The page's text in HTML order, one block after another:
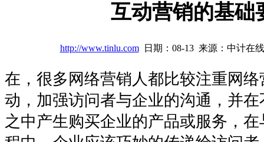
互动营销的基础
http://www.tinlu.com日期：08-13 来源：中计在
在，很多网络营销人都比较注重网络
动，加强访问者与企业的沟通，并
之中产生购买企业的产品或服务，